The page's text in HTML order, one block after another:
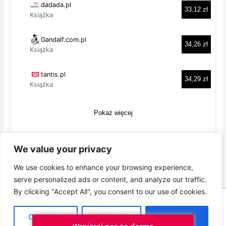
We value your privacy
We use cookies to enhance your browsing experience,
serve personalized ads or content, and analyze our traffic.
By clicking "Accept All", you consent to our use of cookies.
Customize Reject All Accept All
Copyright © 2026 SmartAsy.pl
Prywatność i pliki ciasteczka: Ta witryna używa plików ciasteczek.
używanie.
Aby dowiedzieć się więcej, w tym jak kontrolować pliki ciasteczka,
zobacz tutaj:
Polityka plików ciasteczka